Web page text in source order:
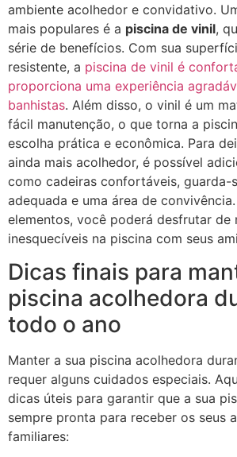
ambiente acolhedor e convidativo.
mais populares é a piscina de vinil,
série de benefícios. Com sua
resistente, a piscina de vinil é
proporciona uma experiência
banhistas. Além disso, o vinil é um
fácil manutenção, o que torna a
escolha prática e econômica. Para
ainda mais acolhedor, é possível
como cadeiras confortáveis, guarda-
adequada e uma área de
elementos, você poderá desfrutar de
inesquecíveis na piscina com seus
Dicas finais para
piscina acolhedora
todo o ano
Manter a sua piscina acolhedora
requer alguns cuidados especiais.
dicas úteis para garantir que a sua
sempre pronta para receber os seus
familiares: